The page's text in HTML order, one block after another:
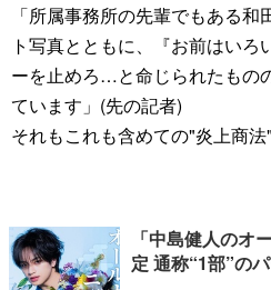
「所属事務所の先輩でもある
ト写真とともに、『お前はいろ
ーを止めろ…と命じられたもの
ています」(先の記者)
それもこれも含めての"炎上商
「中島健人のオ
定 通称“1部”の